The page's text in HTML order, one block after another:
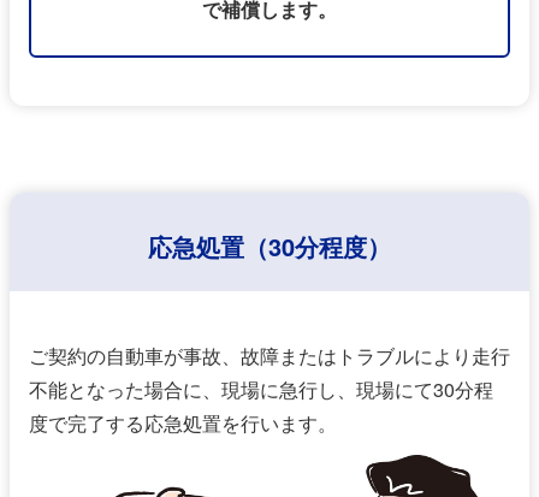
で補償します。
応急処置（30分程度）
ご契約の⾃動⾞が事故、故障またはトラブルにより⾛⾏
不能となった場合に、現場に急⾏し、現場にて30分程
度で完了する応急処置を⾏います。